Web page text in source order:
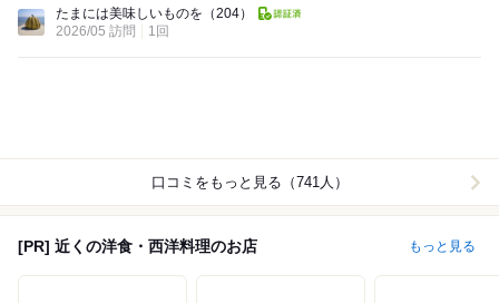
たまには美味しいものを （204）
2026/05 訪問
1回
口コミをもっと見る（741人）
[PR] 近くの洋食・西洋料理のお店 もっと見る